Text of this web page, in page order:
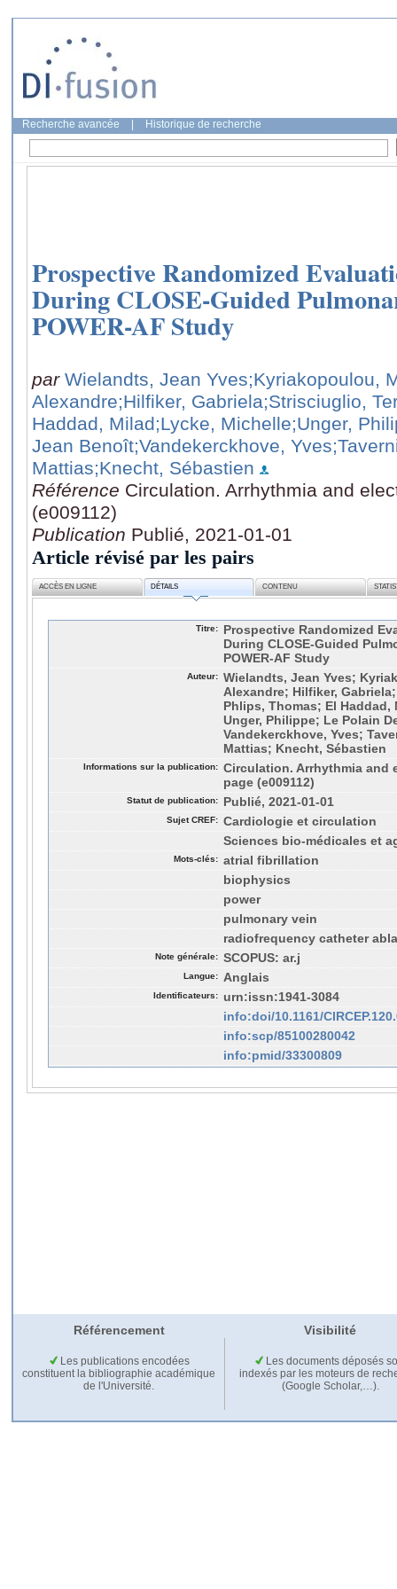
Recherche avancée Historique de recherche
Prospective Randomized
During CLOSE-Guided
POWER-AF Study
par Wielandts, Jean Yves;Kyriakopoulou,
Alexandre;Hilfiker, Gabriela;Strisciuglio,
Haddad, Milad;Lycke, Michelle;Unger,
Jean Benoît;Vandekerckhove, Yves
Mattias;Knecht, Sébastien
Référence Circulation. Arrhythmia and
(e009112)
Publication Publié, 2021-01-01
Article révisé par les pairs
ACCÈS EN LIGNE DÉTAILS CONTENU
Titre:
Prospective Randomized
During CLOSE-Guided
POWER-AF Study
Auteur: Wielandts, Jean Yves;
Alexandre; Hilfiker,
Phlips, Thomas; El
Unger, Philippe; Le Polain
Vandekerckhove, Yves;
Mattias; Knecht, Sébastien
Informations sur la publication: Circulation. Arrhythmia and
page (e009112)
Statut de publication: Publié, 2021-01-01
Sujet CREF: Cardiologie et circulation
Sciences bio-médicales et
Mots-clés: atrial fibrillation
biophysics
power
pulmonary vein
radiofrequency catheter
Note générale: SCOPUS: ar.j
Langue: Anglais
Identificateurs:
urn:issn:1941-3084
info:doi/10.1161/
info:scp/85100280042
info:pmid/33300809
Référencement Visibilité
Les publications encodées
constituent la bibliographie académique
de l'Université.
Les documents déposés
indexés par les moteurs de
(Google Scholar,…).